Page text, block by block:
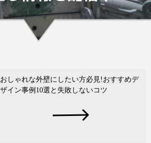
おしゃれな外壁にしたい方必見!おすすめデ
ザイン事例10選と失敗しないコツ